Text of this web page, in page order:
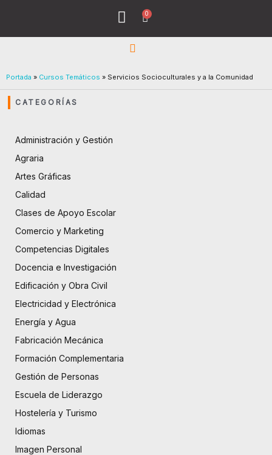
contenido
Menu
0
Cart
Portada » Cursos Temáticos » Servicios Socioculturales y a la Comunidad
CATEGORÍAS
Administración y Gestión
Agraria
Artes Gráficas
Calidad
Clases de Apoyo Escolar
Comercio y Marketing
Competencias Digitales
Docencia e Investigación
Edificación y Obra Civil
Electricidad y Electrónica
Energía y Agua
Fabricación Mecánica
Formación Complementaria
Gestión de Personas
Escuela de Liderazgo
Hostelería y Turismo
Idiomas
Imagen Personal